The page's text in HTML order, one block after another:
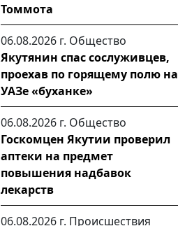
Томмота
06.08.2026 г. Общество
Якутянин спас сослуживцев,
проехав по горящему полю на
УАЗе «буханке»
06.08.2026 г. Общество
Госкомцен Якутии проверил
аптеки на предмет
повышения надбавок
лекарств
06.08.2026 г. Происшествия